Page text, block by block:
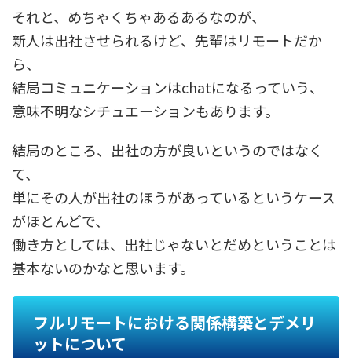
それと、めちゃくちゃあるあるなのが、
新人は出社させられるけど、先輩はリモートだか
ら、
結局コミュニケーションはchatになるっていう、
意味不明なシチュエーションもあります。
結局のところ、出社の方が良いというのではなく
て、
単にその人が出社のほうがあっているというケース
がほとんどで、
働き方としては、出社じゃないとだめということは
基本ないのかなと思います。
フルリモートにおける関係構築とデメリ
ットについて